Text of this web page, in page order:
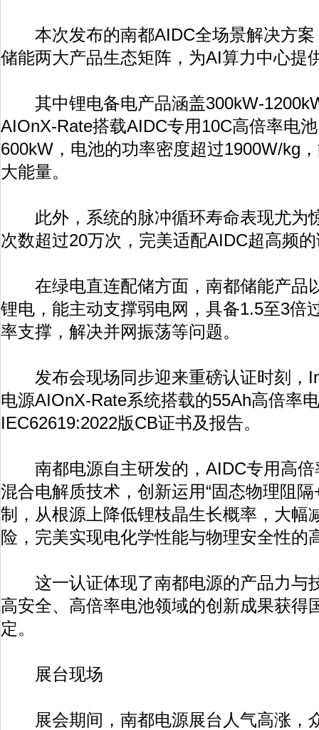
本次发布的南都AIDC全场景解决方案
储能两大产品生态矩阵，为AI算力中心提
其中锂电备电产品涵盖300kW-
AIOnX-Rate搭载AIDC专用10C高倍率电
600kW，电池的功率密度超过1900W/kg
大能量。
此外，系统的脉冲循环寿命表现尤为
次数超过20万次，完美适配AIDC超高频
在绿电直连配储方面，南都储能产品
锂电，能主动支撑弱电网，具备1.5至3倍
率支撑，解决并网振荡等问题。
发布会现场同步迎来重磅认证时刻，
电源AIOnX-Rate系统搭载的55Ah高倍率
IEC62619:2022版CB证书及报告。
南都电源自主研发的，AIDC专用高倍
混合电解质技术，创新运用“固态物理阻
制，从根源上降低锂枝晶生长概率，大幅
险，完美实现电化学性能与物理安全性的
这一认证体现了南都电源的产品力与
高安全、高倍率电池领域的创新成果获得
定。
展台现场
展会期间，南都电源展台人气高涨，